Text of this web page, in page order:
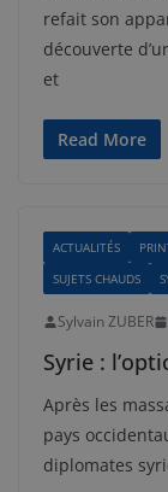
refait son
découverte
et
Read More
ACTUALITÉS
SUJETS CHAUDS
Sylvain ZUBER
Syrie :
Après les
pays
diplomates